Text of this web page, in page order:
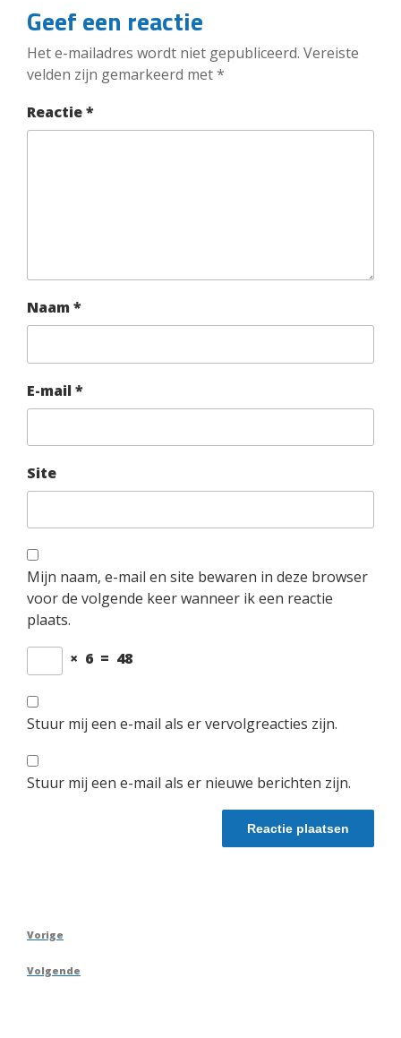
Geef een reactie
Het e-mailadres wordt niet gepubliceerd. Vereiste
velden zijn gemarkeerd met*
Reactie*
Naam *
E-mail *
Site
Mijn naam, e-mail en site bewaren in deze browser
voor de volgende keer wanneer ik een reactie
plaats.
× 6 = 48
Stuur mij een e-mail als er vervolgreacties zijn.
Stuur mij een e-mail als er nieuwe berichten zijn.
Berichtnavigatie
Vorig
Vorige
Volgend
Volgende